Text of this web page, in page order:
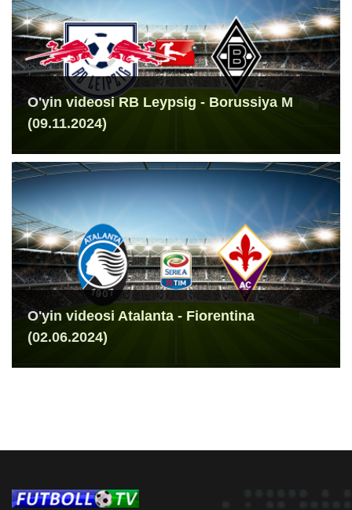
O'yin videosi RB Leypsig - Borussiya M
(09.11.2024)
O'yin videosi Atalanta - Fiorentina
(02.06.2024)